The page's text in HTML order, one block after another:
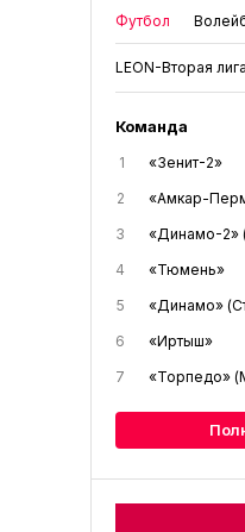
Футбол
LEON-Вторая
Команда
1 «Зенит-2»
2
«Амкар-
3
«Динамо-2»
4
«Тюмень»
5
«Динамо»
6
«Иртыш»
7
«Торпедо»